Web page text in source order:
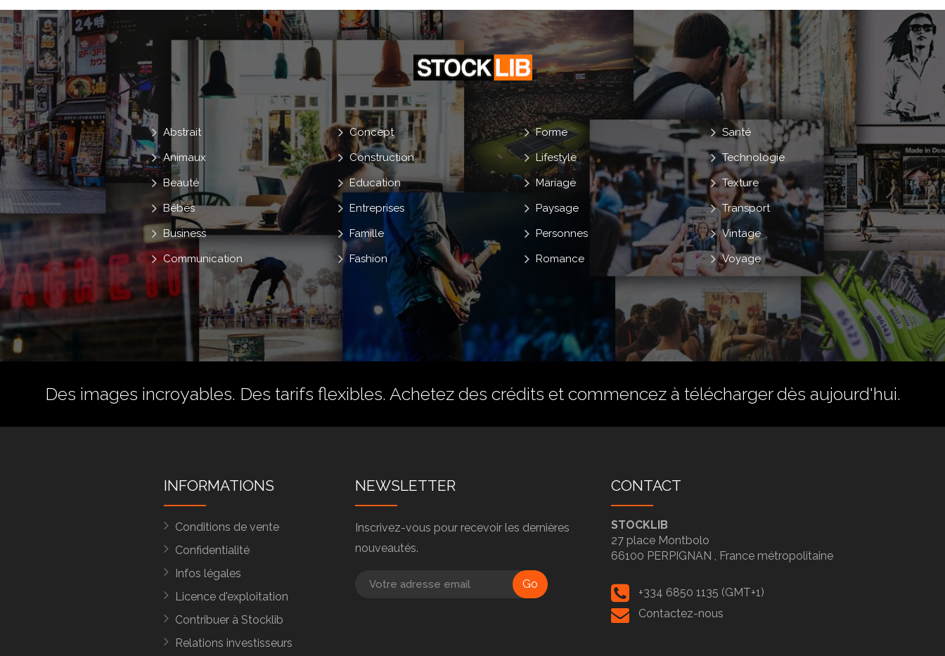
Abstrait
Animaux
Beauté
Bébés
Business
Communication
Concept
Construction
Education
Entreprises
Famille
Fashion
Forme
Lifestyle
Mariage
Paysage
Personnes
Romance
Santé
Technologie
Texture
Transport
Vintage
Voyage
Des images incroyables. Des tarifs flexibles. Achetez des crédits et commencez à télécharger dès aujourd'hui.
INFORMATIONS
Conditions de vente
Confidentialité
Infos légales
Licence d'exploitation
Contribuer à Stocklib
Relations investisseurs
NEWSLETTER
Inscrivez-vous pour recevoir les dernières
nouveautés.
Go
CONTACT
STOCKLIB
27 place Montbolo
66100 PERPIGNAN , France métropolitaine
+334 6850 1135 (GMT+1)
Contactez-nous